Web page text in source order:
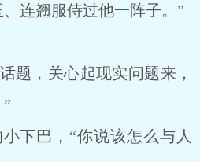
连翘服侍过他一阵子。”
题，关心起现实问题来，
下巴，“你说该怎么与人